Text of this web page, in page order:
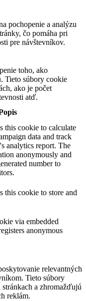
pochopenie a analýzu
čo pomáha pri
pre návštevníkov.
toho, ako
Tieto súbory cookie
ako je počet
atď.
this cookie to calculate
data and track
analytics report. The
anonymously and
number to
this cookie to store and
via embedded
anonymous
relevantných
Tieto súbory
a zhromažďujú
reklám.